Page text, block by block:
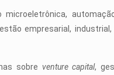
empresarial,
sobre venture capital,